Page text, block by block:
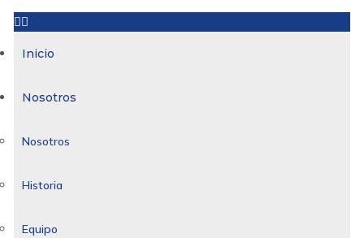
Inicio
Nosotros
Nosotros
Historia
Equipo